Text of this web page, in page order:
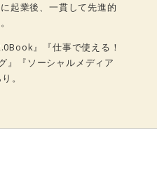
起業後、一貫して先進的
』『仕事で使える！
』『ソーシャルメディア
。